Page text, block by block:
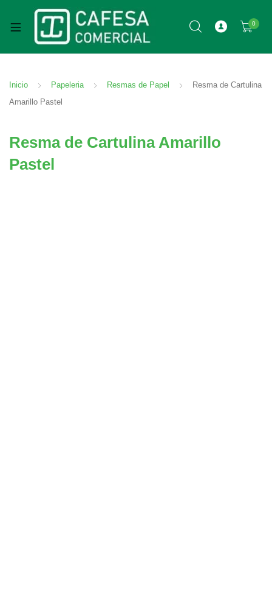
0
Inicio Papeleria Resmas de Papel
Resma de Cartulina
Amarillo Pastel
Resma de Cartulina Amarillo
Pastel